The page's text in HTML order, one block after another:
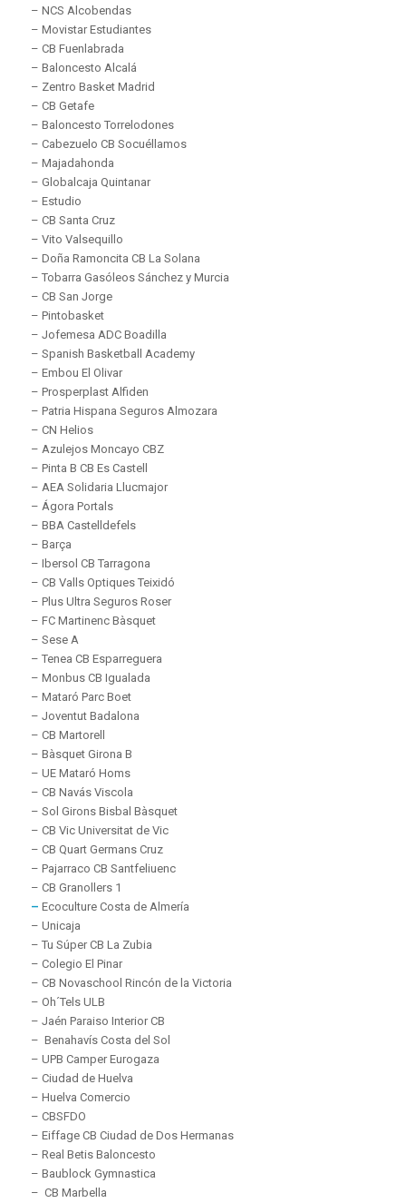
– NCS Alcobendas
– Movistar Estudiantes
– CB Fuenlabrada
– Baloncesto Alcalá
– Zentro Basket Madrid
– CB Getafe
– Baloncesto Torrelodones
– Cabezuelo CB Socuéllamos
– Majadahonda
– Globalcaja Quintanar
– Estudio
– CB Santa Cruz
– Vito Valsequillo
– Doña Ramoncita CB La Solana
– Tobarra Gasóleos Sánchez y Murcia
– CB San Jorge
– Pintobasket
– Jofemesa ADC Boadilla
– Spanish Basketball Academy
– Embou El Olivar
– Prosperplast Alfiden
– Patria Hispana Seguros Almozara
– CN Helios
– Azulejos Moncayo CBZ
– Pinta B CB Es Castell
– AEA Solidaria Llucmajor
– Ágora Portals
– BBA Castelldefels
– Barça
– Ibersol CB Tarragona
– CB Valls Optiques Teixidó
– Plus Ultra Seguros Roser
– FC Martinenc Bàsquet
– Sese A
– Tenea CB Esparreguera
– Monbus CB Igualada
– Mataró Parc Boet
– Joventut Badalona
– CB Martorell
– Bàsquet Girona B
– UE Mataró Homs
– CB Navás Viscola
– Sol Girons Bisbal Bàsquet
– CB Vic Universitat de Vic
– CB Quart Germans Cruz
– Pajarraco CB Santfeliuenc
– CB Granollers 1
– Ecoculture Costa de Almería
– Unicaja
– Tu Súper CB La Zubia
– Colegio El Pinar
– CB Novaschool Rincón de la Victoria
– Oh´Tels ULB
– Jaén Paraiso Interior CB
– Benahavís Costa del Sol
– UPB Camper Eurogaza
– Ciudad de Huelva
– Huelva Comercio
– CBSFDO
– Eiffage CB Ciudad de Dos Hermanas
– Real Betis Baloncesto
– Baublock Gymnastica
– CB Marbella